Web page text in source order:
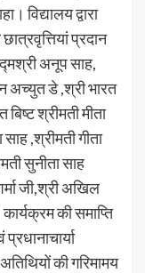
विद्यालय द्वारा
प्रदान
अनूप साह,
अच्युत डे ,श्री भारत
श्रीमती मीता
साह ,श्रीमती गीता
सुनीता साह
जी,श्री अखिल
की समाप्ति
की गरिमामय